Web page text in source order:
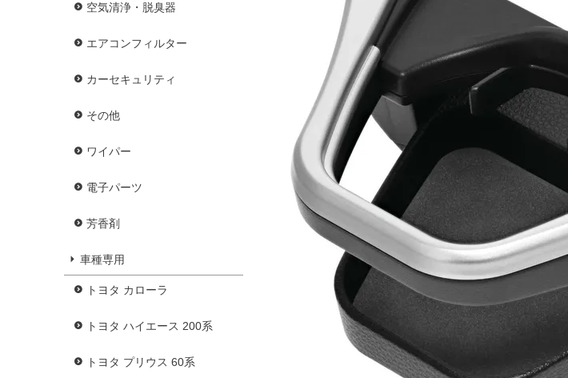
空気清浄・脱臭器
エアコンフィルター
カーセキュリティ
その他
ワイパー
電子パーツ
芳香剤
車種専用
トヨタ カローラ
トヨタ ハイエース 200系
トヨタ プリウス 60系